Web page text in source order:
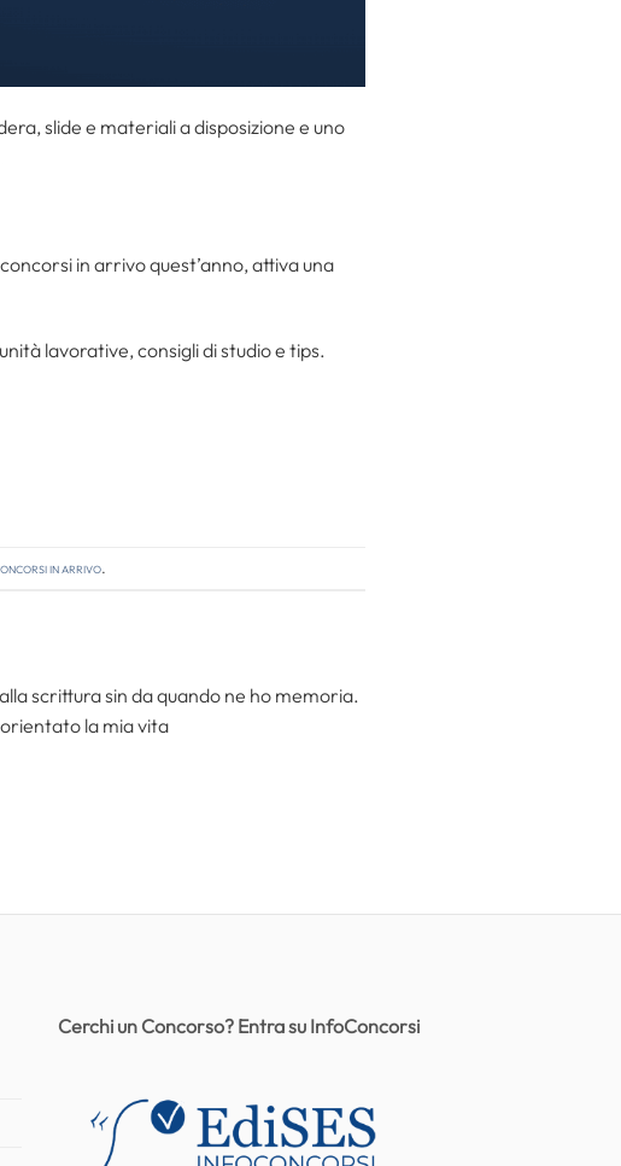
slide e materiali a disposizione e uno
in arrivo quest’anno, attiva una
lavorative, consigli di studio e tips.
in arrivo.
scrittura sin da quando ne ho memoria.
la mia vita
Cerchi un Concorso? Entra su InfoConcorsi